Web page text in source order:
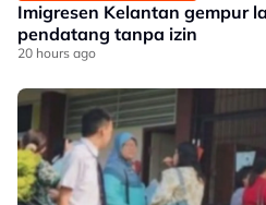
Imigresen Kelantan gempur
pendatang tanpa izin
20 hours ago